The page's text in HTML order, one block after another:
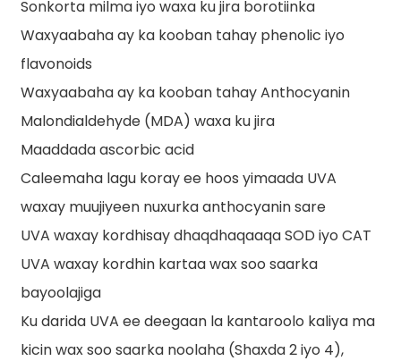
Sonkorta milma iyo waxa ku jira borotiinka
Waxyaabaha ay ka kooban tahay phenolic iyo
flavonoids
Waxyaabaha ay ka kooban tahay Anthocyanin
Malondialdehyde (MDA) waxa ku jira
Maaddada ascorbic acid
Caleemaha lagu koray ee hoos yimaada UVA
waxay muujiyeen nuxurka anthocyanin sare
UVA waxay kordhisay dhaqdhaqaaqa SOD iyo CAT
UVA waxay kordhin kartaa wax soo saarka
bayoolajiga
Ku darida UVA ee deegaan la kantaroolo kaliya ma
kicin wax soo saarka noolaha (Shaxda 2 iyo 4),